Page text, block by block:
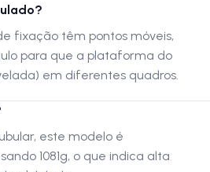
este produto?
uma solução realista para ciclistas que
confiança. Com mais de 1kg de
fixação têm pontos móveis,
para que a plataforma do
em diferentes quadros.
este modelo é
1081g, o que indica alta